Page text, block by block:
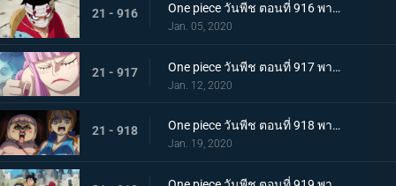
21 - 916 One piece วันพีช ตอนที่ 916 พากย์ไทย ลูฟี่ผู้ถูกเย้ยหยัน นรกบนดินที่เหมืองนักโทษ
Jan. 05, 2020
21 - 917 One piece วันพีช ตอนที่ 917 พากย์ไทย ดินแดนศักดิ์สิทธิ์สั่นคลอน หนวดดำ 1 ใน 4 จักรพรรดิผู้ไม่เกรงกลัวใคร
Jan. 12, 2020
21 - 918 One piece วันพีช ตอนที่ 918 พากย์ไทย เริ่มดำเนินการ แผนการใหญ่โค่นล้มไคโด!
Jan. 19, 2020